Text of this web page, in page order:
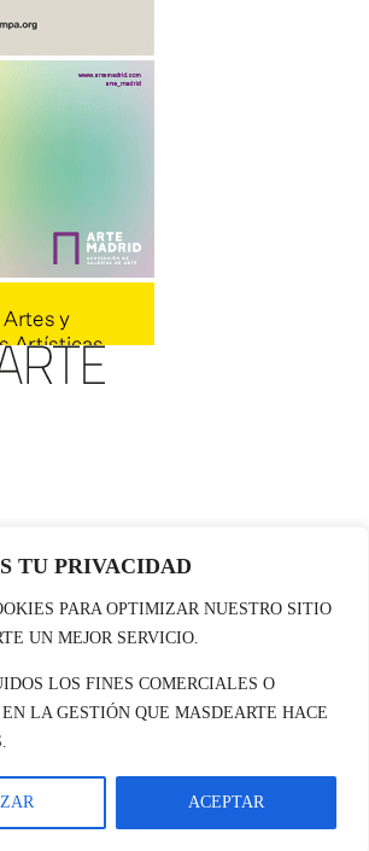
TU PRIVACIDAD
PARA OPTIMIZAR NUESTRO SITIO
UN MEJOR SERVICIO.
LOS FINES COMERCIALES O
LA GESTIÓN QUE MASDEARTE HACE
ACEPTAR
de exposiciones, museos y artistas